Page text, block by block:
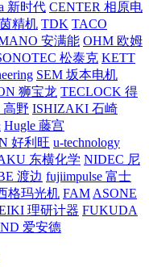
新时代 CENTER 相原电
精机 TDK TACO
安满能 OHM 欧姆
松泰克 KETT
SEM 坂本电机
狮宝龙 TECLOCK 得
野 ISHIZAKI 石崎
Hugle 藤宫
好利旺 u-technology
东横化学 NIDEC 尼
渡边 fujiimpulse 富士
格玛光机 FAM ASONE
理研计器 FUKUDA
爱安德